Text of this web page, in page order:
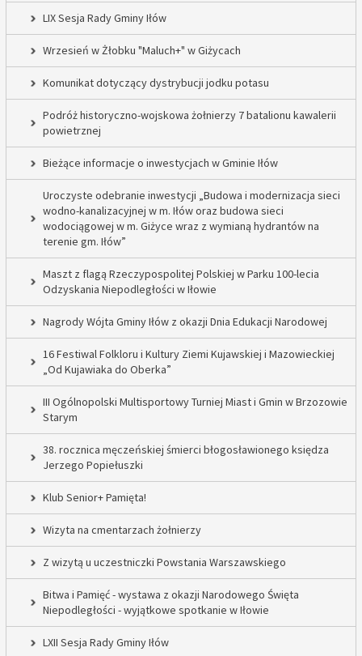
LIX Sesja Rady Gminy Iłów
Wrzesień w Żłobku "Maluch+" w Giżycach
Komunikat dotyczący dystrybucji jodku potasu
Podróż historyczno-wojskowa żołnierzy 7 batalionu kawalerii
powietrznej
Bieżące informacje o inwestycjach w Gminie Iłów
Uroczyste odebranie inwestycji „Budowa i modernizacja sieci
wodno-kanalizacyjnej w m. Iłów oraz budowa sieci
wodociągowej w m. Giżyce wraz z wymianą hydrantów na
terenie gm. Iłów”
Maszt z flagą Rzeczypospolitej Polskiej w Parku 100-lecia
Odzyskania Niepodległości w Iłowie
Nagrody Wójta Gminy Iłów z okazji Dnia Edukacji Narodowej
16 Festiwal Folkloru i Kultury Ziemi Kujawskiej i Mazowieckiej
„Od Kujawiaka do Oberka”
III Ogólnopolski Multisportowy Turniej Miast i Gmin w Brzozowie
Starym
38. rocznica męczeńskiej śmierci błogosławionego księdza
Jerzego Popiełuszki
Klub Senior+ Pamięta!
Wizyta na cmentarzach żołnierzy
Z wizytą u uczestniczki Powstania Warszawskiego
Bitwa i Pamięć - wystawa z okazji Narodowego Święta
Niepodległości - wyjątkowe spotkanie w Iłowie
LXII Sesja Rady Gminy Iłów